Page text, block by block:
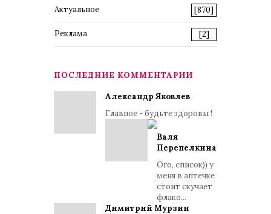
Актуальное [870]
Реклама [2]
ПОСЛЕДНИЕ КОММЕНТАРИИ
Александр Яковлев
Главное - будьте здоровы !
Валя
Перепелкина
Ого, список)) у
меня в аптечке
стоит скучает
флако...
Димитрий Мурзин